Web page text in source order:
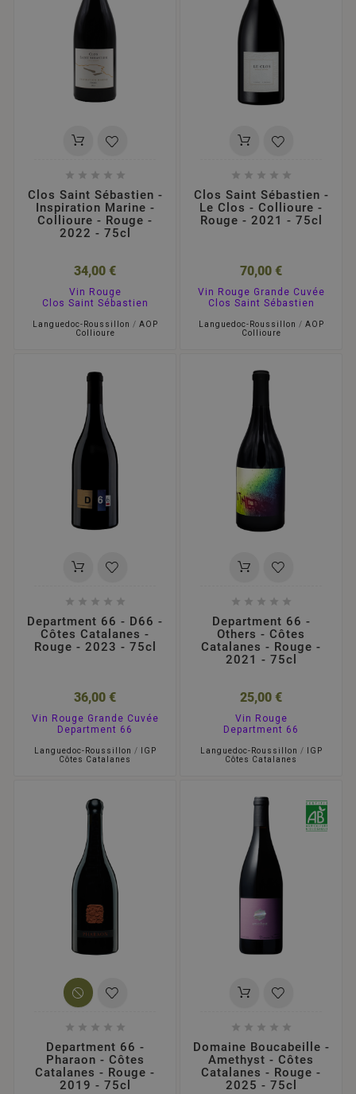
    
Clos Saint Sébastien -
Inspiration Marine -
Collioure - Rouge -
2022 - 75cl
34,00 €
Vin Rouge
Clos Saint Sébastien
Languedoc-Roussillon / AOP
Collioure
    
Clos Saint Sébastien -
Le Clos - Collioure -
Rouge - 2021 - 75cl
70,00 €
Vin Rouge Grande Cuvée
Clos Saint Sébastien
Languedoc-Roussillon / AOP
Collioure
    
Department 66 - D66 -
Côtes Catalanes -
Rouge - 2023 - 75cl
36,00 €
Vin Rouge Grande Cuvée
Department 66
Languedoc-Roussillon /
IGP
Côtes Catalanes
    
Department 66 -
Others - Côtes
Catalanes - Rouge -
2021 - 75cl
25,00 €
Vin Rouge
Department 66
Languedoc-Roussillon /
IGP
Côtes Catalanes
    
Department 66 -
Pharaon - Côtes
Catalanes - Rouge -
2019 - 75cl
    
Domaine Boucabeille -
Amethyst - Côtes
Catalanes - Rouge -
2025 - 75cl